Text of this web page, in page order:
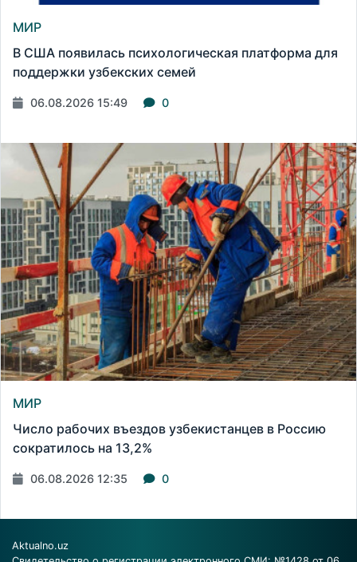
МИР
В США появилась психологическая платформа для
поддержки узбекских семей
06.08.2026 15:49 0
МИР
Число рабочих въездов узбекистанцев в Россию
сократилось на 13,2%
06.08.2026 12:35 0
Aktualno.uz